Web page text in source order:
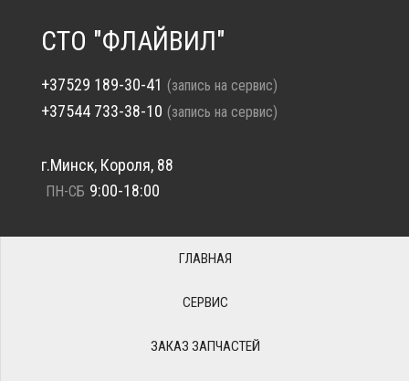
СТО "ФЛАЙВИЛ"
+37529 189-30-41 (запись на сервис)
+37544 733-38-10 (запись на сервис)
г.Минск, Короля, 88
ПН-СБ 9:00-18:00
ГЛАВНАЯ
СЕРВИС
ЗАКАЗ ЗАПЧАСТЕЙ